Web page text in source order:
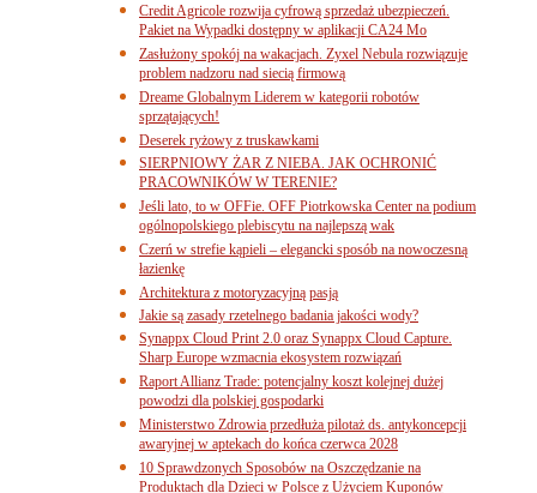
Credit Agricole rozwija cyfrową sprzedaż ubezpieczeń.
Pakiet na Wypadki dostępny w aplikacji CA24 Mo
Zasłużony spokój na wakacjach. Zyxel Nebula rozwiązuje
problem nadzoru nad siecią firmową
Dreame Globalnym Liderem w kategorii robotów
sprzątających!
Deserek ryżowy z truskawkami
SIERPNIOWY ŻAR Z NIEBA. JAK OCHRONIĆ
PRACOWNIKÓW W TERENIE?
Jeśli lato, to w OFFie. OFF Piotrkowska Center na podium
ogólnopolskiego plebiscytu na najlepszą wak
Czerń w strefie kąpieli – elegancki sposób na nowoczesną
łazienkę
Architektura z motoryzacyjną pasją
Jakie są zasady rzetelnego badania jakości wody?
Synappx Cloud Print 2.0 oraz Synappx Cloud Capture.
Sharp Europe wzmacnia ekosystem rozwiązań
Raport Allianz Trade: potencjalny koszt kolejnej dużej
powodzi dla polskiej gospodarki
Ministerstwo Zdrowia przedłuża pilotaż ds. antykoncepcji
awaryjnej w aptekach do końca czerwca 2028
10 Sprawdzonych Sposobów na Oszczędzanie na
Produktach dla Dzieci w Polsce z Użyciem Kuponów